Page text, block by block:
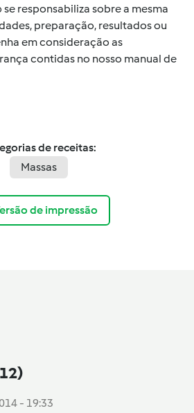
responsabiliza sobre a mesma
preparação, resultados ou
em consideração as
contidas no nosso manual de
de receitas:
Massas
de impressão
- 19:33